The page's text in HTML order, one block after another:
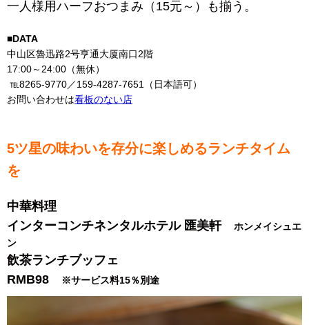
一人様用ハーフおつまみ（15元～）も揃う。
■DATA
中山区魯迅路2号亨通大厦南口2階
17:00～24:00（無休）
℡8265-9770／159-4287-7651（日本語可）
お問い合わせは看板のない店
5ツ星の味わいを存分に楽しめるランチタイム
を
中華料理
インターコンチネンタルホテル 匯美軒
ホンメイシュエ
ン
飲茶ランチブッフェ
RMB98
※サービス料15％別途